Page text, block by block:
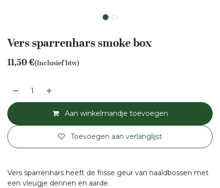
Vers sparrenhars smoke box
11,50€(Inclusief btw)
Aan winkelmandje toevoegen
Toevoegen aan verlanglijst
Vers sparrenhars heeft de frisse geur van naaldbossen met
een vleugje dennen en aarde.